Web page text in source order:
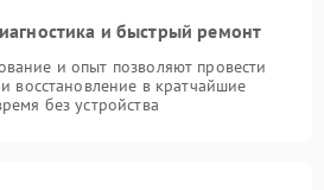
и быстрый ремонт
и опыт позволяют провести
восстановление в кратчайшие
без устройства